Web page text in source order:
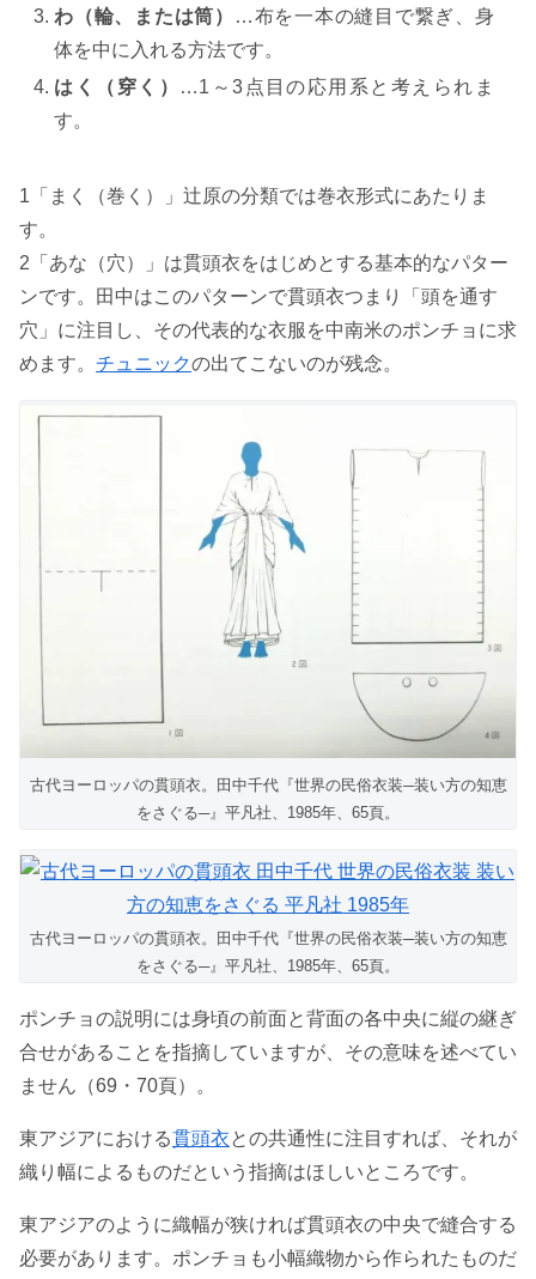
わ（輪、または筒）
…布を一本の縫目で繋ぎ、身
体を中に入れる方法です。
はく（穿く）
…1～3点目の応用系と考えられま
す。
1「まく（巻く）」辻原の分類では巻衣形式にあたりま
す。
2「あな（穴）」は貫頭衣をはじめとする基本的なパター
ンです。田中はこのパターンで貫頭衣つまり「頭を通す
穴」に注目し、その代表的な衣服を中南米のポンチョに求
めます。 チュニックの出てこないのが残念。
古代ヨーロッパの貫頭衣。田中千代『世界の民俗衣装─装い方の知恵
をさぐる─』平凡社、1985年、65頁。
古代ヨーロッパの貫頭衣。田中千代『世界の民俗衣装─装い方の知恵
をさぐる─』平凡社、1985年、65頁。
ポンチョの説明には身頃の前面と背面の各中央に縦の継ぎ
合せがあることを指摘していますが、その意味を述べてい
ません（69・70頁）。
東アジアにおける貫頭衣との共通性に注目すれば、それが
織り幅によるものだという指摘はほしいところです。
東アジアのように織幅が狭ければ貫頭衣の中央で縫合する
必要があります。ポンチョも小幅織物から作られたものだ